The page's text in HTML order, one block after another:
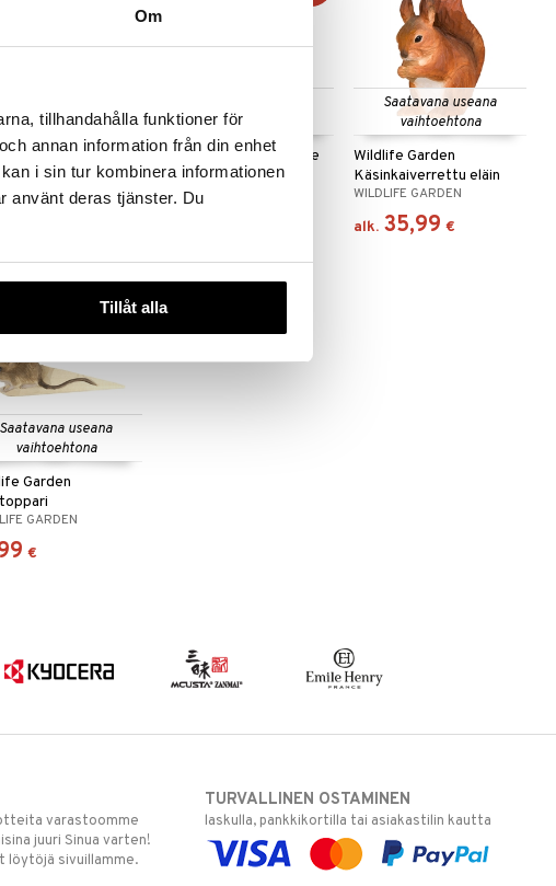
Om
tillhandahålla funktioner för
annan information från din enhet
i sin tur kombinera informationen
använt deras tjänster. Du
Tillåt alla
vaihtoehtona
GARDEN
vaihtoehtona
Spring Birds puukoriste
SPRING COPENHAGEN
Saatavana useana
vaihtoehtona
Wildlife Garden
Käsinkaiverrettu eläin
WILDLIFE GARDEN
alk. 35,99 €
Saatavana useana
vaihtoehtona
Garden
GARDEN
€
varastoomme
juuri Sinua varten!
löytöjä sivuillamme.
TURVALLINEN OSTAMINEN
laskulla, pankkikortilla tai asiakastilin kautta